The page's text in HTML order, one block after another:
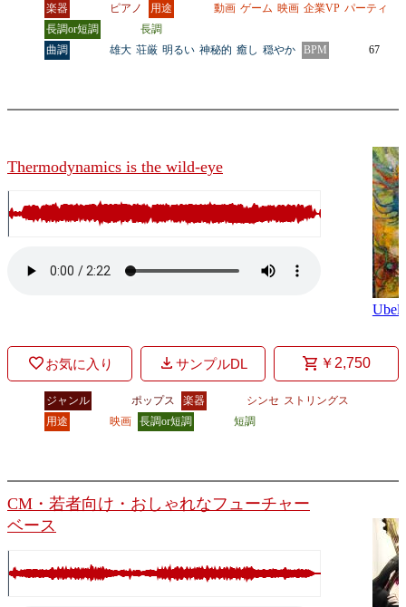
楽器
ピアノ 用途 動画 ゲーム 映画 企業VP パーティ
長調or短調
長調
曲調
雄大 荘厳 明るい 神秘的 癒し 穏やか BPM 67
Thermodynamics is the wild-eye
お気に入り サンプルDL ￥2,750
ジャンル ポップス 楽器 シンセ ストリングス
用途
映画 長調or短調 短調
CM・若者向け・おしゃれなフューチャー
ベース